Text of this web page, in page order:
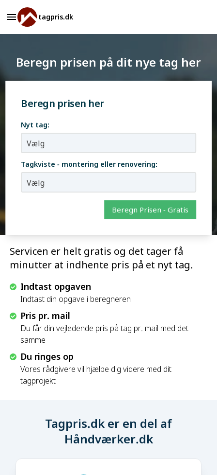
tagpris.dk
Beregn prisen på dit nye tag her
Servicen er helt gratis og det tager få
minutter at indhente pris på et nyt tag.
Indtast opgaven
Indtast din opgave i beregneren
Pris pr. mail
Du får din vejledende pris på tag pr. mail med det
samme
Du ringes op
Vores rådgivere vil hjælpe dig videre med dit
tagprojekt
Beregn prisen her
Nyt tag:
Tagkviste - montering eller renovering:
Beregn Prisen - Gratis
Tagpris.dk er en del af
Håndværker.dk